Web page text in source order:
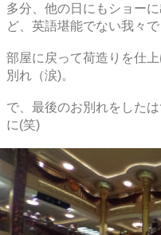
多分、他の日にもショー
ど、英語堪能でない我々
部屋に戻って荷造りを仕
別れ（涙)。
で、最後のお別れをした
に(笑)